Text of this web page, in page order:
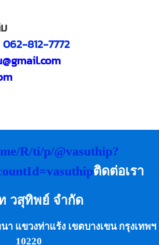
812-7772
R/ti/p/@vasuthip?
ติดต่อเรา
วสุทิพย์ จำกัด
แขวงท่าแร้ง เขตบางเขน กรุงเทพฯ
10220